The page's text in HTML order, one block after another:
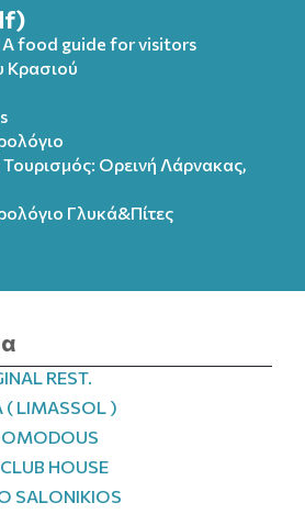
A food guide for visitors
Κρασιού
Τουρισμός: Ορεινή Λάρνακας,
Γλυκά&Πίτες
REST.
( LIMASSOL )
OMODOUS
HOUSE
SALONIKIOS